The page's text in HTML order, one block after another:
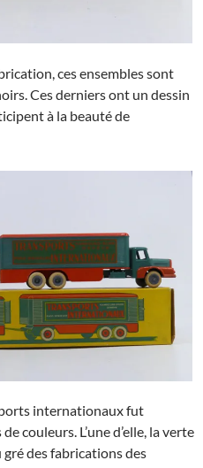
ces ensembles sont
Ces derniers ont un dessin
à la beauté de
internationaux fut
couleurs. L’une d’elle, la verte
des fabrications des